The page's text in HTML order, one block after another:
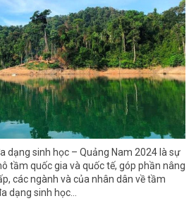
dạng sinh học – Quảng Nam 2024 là sự
tầm quốc gia và quốc tế, góp phần nâng
các ngành và của nhân dân về tầm
dạng sinh học…